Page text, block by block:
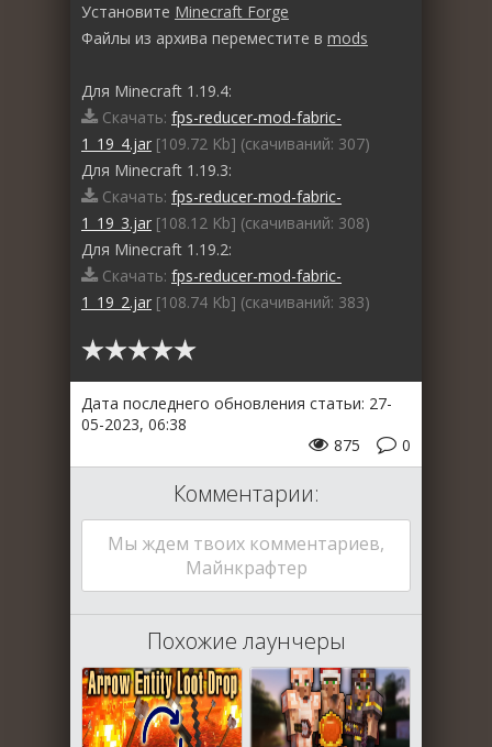
Установите Minecraft Forge
Файлы из архива переместите в mods
Для Minecraft 1.19.4:
Скачать: fps-reducer-mod-fabric-
1_19_4.jar [109.72 Kb] (cкачиваний: 307)
Для Minecraft 1.19.3:
Скачать: fps-reducer-mod-fabric-
1_19_3.jar [108.12 Kb] (cкачиваний: 308)
Для Minecraft 1.19.2:
Скачать: fps-reducer-mod-fabric-
1_19_2.jar [108.74 Kb] (cкачиваний: 383)
Дата последнего обновления статьи: 27-
05-2023, 06:38
0
875
Комментарии:
Мы ждем твоих комментариев,
Майнкрафтер
Похожие лаунчеры